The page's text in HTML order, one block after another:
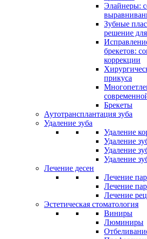
Элайнеры:
Зубные
решение
брекетов:
коррекции
прикуса
Брекеты
Аутотрансплантация зуба
Удаление зуба
Удаление
Удаление
Удаление
Удаление
Лечение десен
Лечение
Лечение
Лечение
Эстетическая стоматология
Виниры
Люминиры